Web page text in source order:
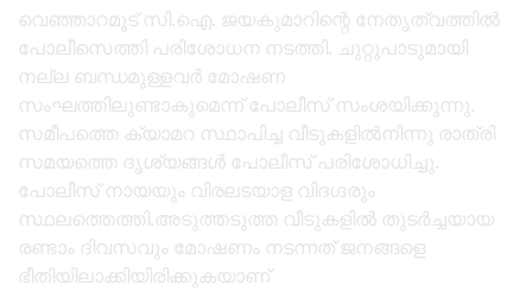
വെഞ്ഞാറമൂട് സി.ഐ. ജയകുമാറിന്റെ നേതൃത്വത്തിൽ
പോലീസെത്തി പരിശോധന നടത്തി. ചുറ്റുപാടുമായി
നല്ല ബന്ധമുള്ളവർ മോഷണ
സംഘത്തിലുണ്ടാകുമെന്ന് പോലീസ് സംശയിക്കുന്നു.
സമീപത്തെ ക്യാമറ സ്ഥാപിച്ച വീടുകളിൽനിന്നു രാത്രി
സമയത്തെ ദൃശ്യങ്ങൾ പോലീസ് പരിശോധിച്ചു.
പോലീസ് നായയും വിരലടയാള വിദഗ്ദരും
സ്ഥലത്തെത്തി.അടുത്തടുത്ത വീടുകളിൽ തുടർച്ചയായ
രണ്ടാം ദിവസവും മോഷണം നടന്നത് ജനങ്ങളെ
ഭീതിയിലാക്കിയിരിക്കുകയാണ്